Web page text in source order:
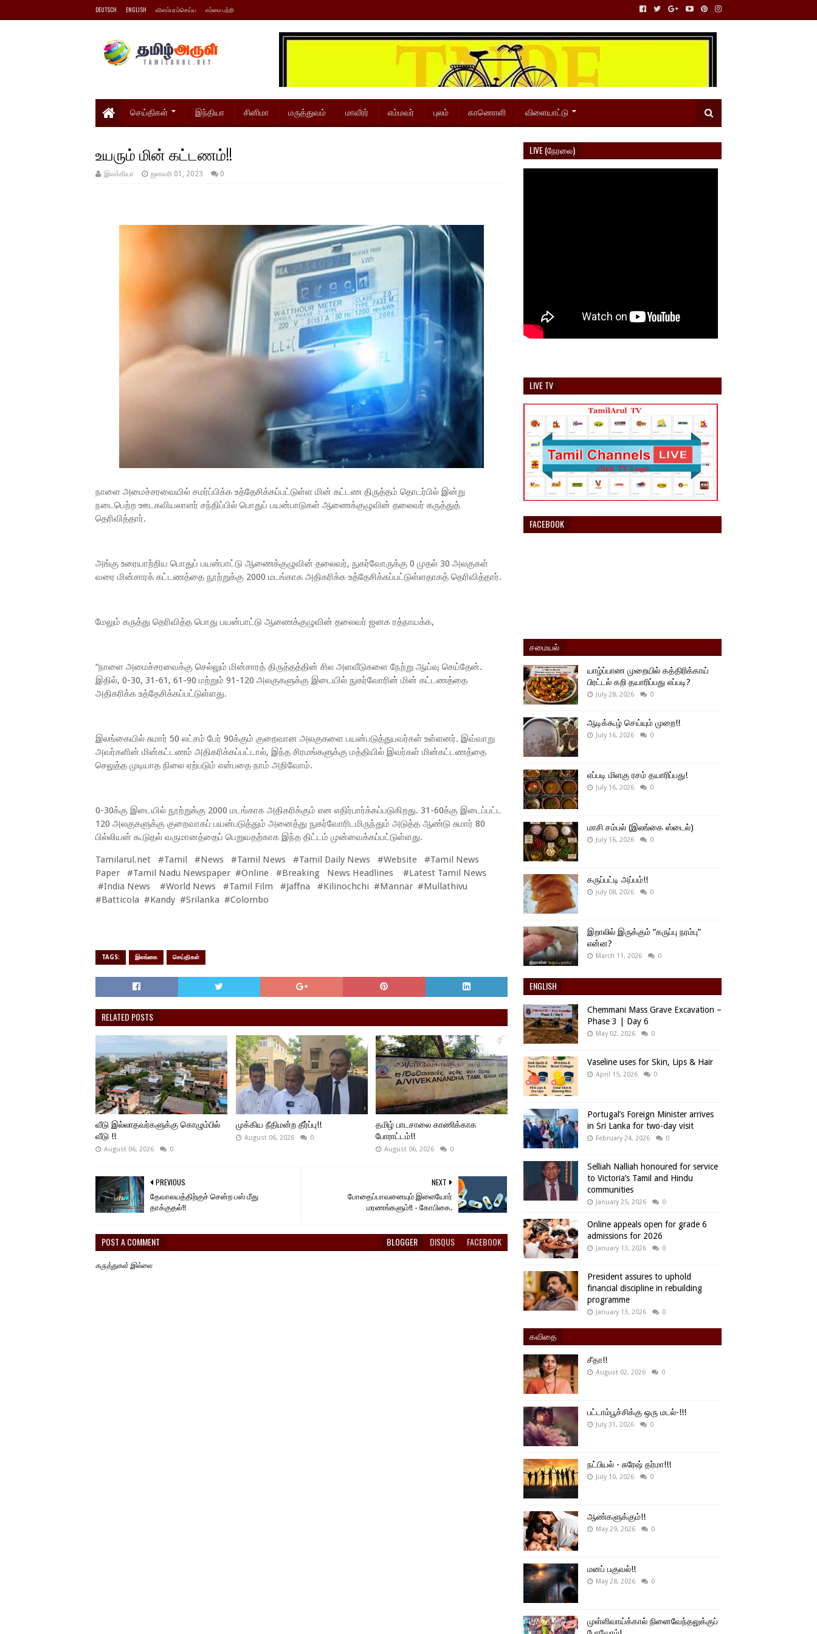
DEUTSCH ENGLISH விளம்பரம்செய்ய எம்மை பற்றி
செய்திகள் இந்தியா சினிமா மருத்துவம் மாவீரர் எம்மவர் புலம் காணொளி விளையாட்டு
உயரும் மின் கட்டணம்!!
இலக்கியா ஜனவரி 01, 2023 0
நாளை அமைச்சரவையில் சமர்ப்பிக்க உத்தேசிக்கப்பட்டுள்ள மின் கட்டண திருத்தம் தொடர்பில் இன்று
நடைபெற்ற ஊடகவியலாளர் சந்திப்பில் பொதுப் பயன்பாடுகள் ஆணைக்குழுவின் தலைவர் கருத்துத்
தெரிவித்தார்.​
அங்கு உரையாற்றிய பொதுப் பயன்பாட்டு ஆணைக்குழுவின் தலைவர், நுகர்வோருக்கு 0 முதல் 30 அலகுகள்
வரை மின்சாரக் கட்டணத்தை நூற்றுக்கு 2000 மடங்காக அதிகரிக்க உத்தேசிக்கப்பட்டுள்ளதாகத் தெரிவித்தார்.​
மேலும் கருத்து தெரிவித்த பொது பயன்பாட்டு ஆணைக்குழுவின் தலைவர் ஜனக ரத்நாயக்க,​​
“நாளை அமைச்சரவைக்கு செல்லும் மின்சாரத் திருத்தத்தின் சில அளவீடுகளை நேற்று ஆய்வு செய்தேன்.
இதில், 0-30, 31-61, 61-90 மற்றும் 91-120 அலகுகளுக்கு இடையில் நுகர்வோரின் மின் கட்டணத்தை
அதிகரிக்க உத்தேசிக்கப்பட்டுள்ளது.
இலங்கையில் சுமார் 50 லட்சம் பேர் 90க்கும் குறைவான அலகுகளை பயன்படுத்துபவர்கள் உள்ளனர். இவ்வாறு
அவர்களின் மின்கட்டணம் அதிகரிக்கப்பட்டால், இந்த சிரமங்களுக்கு மத்தியில் இவர்கள் மின்கட்டணத்தை
செலுத்த முடியாத நிலை ஏற்படும் என்பதை நாம் அறிவோம்.
0-30க்கு இடையில் நூற்றுக்கு 2000 மடங்காக அதிகரிக்கும் என எதிர்பார்க்கப்படுகிறது. 31-60க்கு இடைப்பட்ட
120 அலகுகளுக்கு குறைவாகப் பயன்படுத்தும் அனைத்து நுகர்வோரிடமிருந்தும் அடுத்த ஆண்டு சுமார் 80
பில்லியன் கூடுதல் வருமானத்தைப் பெறுவதற்காக இந்த திட்டம் முன்வைக்கப்பட்டுள்ளது.
Tamilarul.net #Tamil #News #Tamil News #Tamil Daily News #Website #Tamil News
Paper #Tamil Nadu Newspaper #Online #Breaking News Headlines #Latest Tamil News
#India News #World News #Tamil Film #Jaffna #Kilinochchi #Mannar #Mullathivu
#Batticola #Kandy #Srilanka #Colombo
TAGS: இலங்கை செய்திகள்
RELATED POSTS
வீடு இல்லாதவர்களுக்கு கொழும்பில்
வீடு !!
August 06, 2026 0
முக்கிய நீதிமன்ற தீர்ப்பு!!
August 06, 2026 0
தமிழ் பாடசாலை காணிக்காக
போராட்டம்!!
August 06, 2026 0
NEXT
போதைப்பாவனையும் இளையோர்
மரணங்களும்!! - கோபிகை.
PREVIOUS
தேவாலயத்திற்குச் சென்ற பஸ் மீது
தாக்குதல்!!
POST A COMMENT BLOGGER DISQUS FACEBOOK
கருத்துகள் இல்லை
LIVE (நேரலை)
LIVE TV
FACEBOOK
சமையல்
யாழ்ப்பாண முறையில் கத்திரிக்காய்
பிரட்டல் கறி தயாரிப்பது எப்படி?
July 28, 2026 0
ஆடிக்கூழ் செய்யும் முறை!!
July 16, 2026 0
எப்படி மிளகு ரசம் தயாரிப்பது!
July 16, 2026 0
மாசி சம்பல் (இலங்கை ஸ்டைல்)
July 16, 2026 0
கருப்பட்டி அப்பம்!!
July 08, 2026 0
இறாலில் இருக்கும் “கருப்பு நரம்பு”
என்ன?
March 11, 2026 0
ENGLISH
Chemmani Mass Grave Excavation –
Phase 3 | Day 6
May 02, 2026 0
Vaseline uses for Skin, Lips & Hair
April 15, 2026 0
Portugal’s Foreign Minister arrives
in Sri Lanka for two-day visit
February 24, 2026 0
Selliah Nalliah honoured for service
to Victoria’s Tamil and Hindu
communities
January 25, 2026 0
Online appeals open for grade 6
admissions for 2026
January 13, 2026 0
President assures to uphold
financial discipline in rebuilding
programme
January 13, 2026 0
கவிதை
சீதா!!
August 02, 2026 0
பட்டாம்பூச்சிக்கு ஒரு மடல்-!!!
July 31, 2026 0
நட்பியல் - சுரேஷ் தர்மா!!!
July 10, 2026 0
ஆண்களுக்கும்!!
May 29, 2026 0
மனப் பகுவல்!!
May 28, 2026 0
முள்ளிவாய்க்கால் நினைவேந்தலுக்குப்